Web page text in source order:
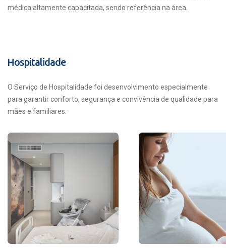
médica altamente capacitada, sendo referência na área.
Hospitalidade
O Serviço de Hospitalidade foi desenvolvimento especialmente
para garantir conforto, segurança e convivência de qualidade para
mães e familiares.